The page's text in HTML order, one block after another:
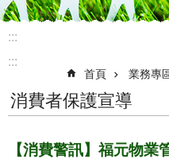
:::
:::
首頁 業務專
消費者保護宣導
【消費警訊】福元物